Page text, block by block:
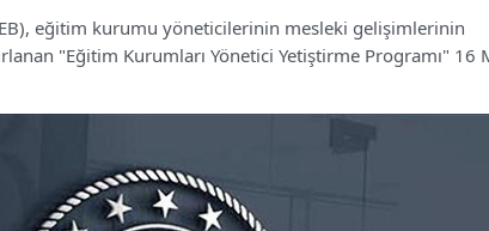
eğitim kurumu yöneticilerinin mesleki gelişimlerinin
"Eğitim Kurumları Yönetici Yetiştirme Programı" 16